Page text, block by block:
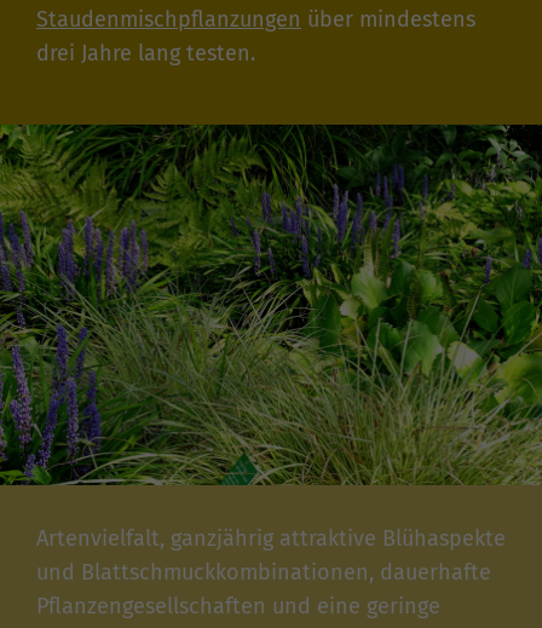
Staudenmischpflanzungen über mindestens
drei Jahre lang testen.
Artenvielfalt, ganzjährig attraktive Blühaspekte
und Blattschmuckkombinationen, dauerhafte
Pflanzengesellschaften und eine geringe